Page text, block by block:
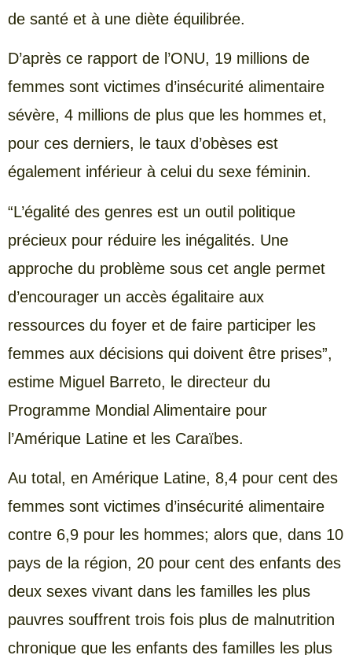
de santé et à une diète équilibrée.
D’après ce rapport de l’ONU, 19 millions de
femmes sont victimes d’insécurité alimentaire
sévère, 4 millions de plus que les hommes et,
pour ces derniers, le taux d’obèses est
également inférieur à celui du sexe féminin.
“L’égalité des genres est un outil politique
précieux pour réduire les inégalités. Une
approche du problème sous cet angle permet
d’encourager un accès égalitaire aux
ressources du foyer et de faire participer les
femmes aux décisions qui doivent être prises”,
estime Miguel Barreto, le directeur du
Programme Mondial Alimentaire pour
l’Amérique Latine et les Caraïbes.
Au total, en Amérique Latine, 8,4 pour cent des
femmes sont victimes d’insécurité alimentaire
contre 6,9 pour les hommes; alors que, dans 10
pays de la région, 20 pour cent des enfants des
deux sexes vivant dans les familles les plus
pauvres souffrent trois fois plus de malnutrition
chronique que les enfants des familles les plus